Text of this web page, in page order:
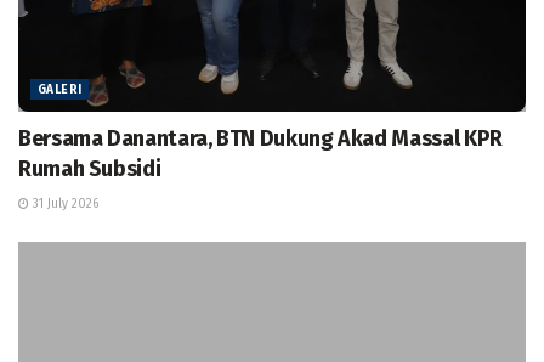
GALERI
Bersama Danantara, BTN Dukung Akad Massal KPR
Rumah Subsidi
31 July 2026